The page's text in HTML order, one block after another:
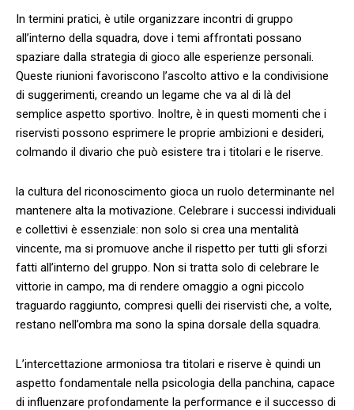
In termini pratici, è utile⁤ organizzare incontri ⁣di gruppo
all’interno della squadra, dove i temi affrontati possano‌
spaziare dalla strategia di gioco alle ⁤esperienze⁤ personali.⁣
Queste riunioni favoriscono l’ascolto attivo e la condivisione‌
di ‌suggerimenti, creando un ‌legame⁤ che va ⁣al di là ⁢del
semplice aspetto sportivo. ​Inoltre, è in questi momenti che i
⁤riservisti possono esprimere le proprie ambizioni e desideri,
⁢colmando​ il divario ⁢che ⁣può esistere ⁣tra i ‌titolari e le riserve.
la cultura del​ riconoscimento gioca un ruolo determinante nel
mantenere alta la motivazione. Celebrare i⁤ successi individuali
e collettivi è essenziale: non‌ solo‌ si ‍crea ⁣una mentalità
vincente,‍ ma si​ promuove anche‍ il rispetto per tutti‍ gli ⁣sforzi
fatti all’interno del‌ gruppo.​ Non si tratta solo⁣ di celebrare le
vittorie ⁤in campo, ma di ​rendere ‍omaggio a ogni piccolo
‌traguardo raggiunto,​ compresi quelli dei riservisti che, ⁤a volte,⁤
restano⁢ nell’ombra ma sono la spina dorsale della squadra.
L’intercettazione ⁢armoniosa tra titolari e riserve è ​quindi un
aspetto fondamentale nella psicologia ‍della panchina, capace‍
di influenzare profondamente la performance e il successo di